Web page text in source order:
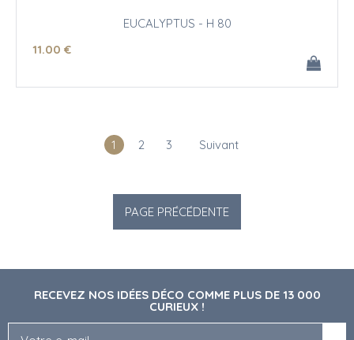
EUCALYPTUS - H 80
11.00 €
1 2 3 Suivant
RECEVEZ NOS IDÉES DÉCO COMME PLUS DE 13 000
CURIEUX !